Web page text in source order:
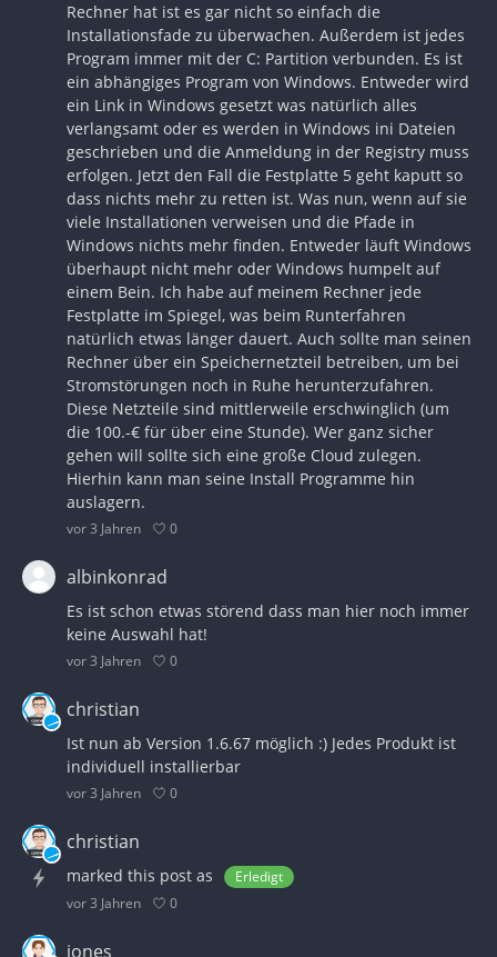
Rechner hat ist es gar nicht so einfach die
Installationsfade zu überwachen. Außerdem ist jedes
Program immer mit der C: Partition verbunden. Es ist
ein abhängiges Program von Windows. Entweder wird
ein Link in Windows gesetzt was natürlich alles
verlangsamt oder es werden in Windows ini Dateien
geschrieben und die Anmeldung in der Registry muss
erfolgen. Jetzt den Fall die Festplatte 5 geht kaputt so
dass nichts mehr zu retten ist. Was nun, wenn auf sie
viele Installationen verweisen und die Pfade in
Windows nichts mehr finden. Entweder läuft Windows
überhaupt nicht mehr oder Windows humpelt auf
einem Bein. Ich habe auf meinem Rechner jede
Festplatte im Spiegel, was beim Runterfahren
natürlich etwas länger dauert. Auch sollte man seinen
Rechner über ein Speichernetzteil betreiben, um bei
Stromstörungen noch in Ruhe herunterzufahren.
Diese Netzteile sind mittlerweile erschwinglich (um
die 100.-€ für über eine Stunde). Wer ganz sicher
gehen will sollte sich eine große Cloud zulegen.
Hierhin kann man seine Install Programme hin
auslagern.
vor 3 Jahren 0
albinkonrad
Es ist schon etwas störend dass man hier noch immer
keine Auswahl hat!
vor 3 Jahren 0
christian
Ist nun ab Version 1.6.67 möglich :) Jedes Produkt ist
individuell installierbar
vor 3 Jahren 0
christian
marked this post as
Erledigt
vor 3 Jahren
0
jones